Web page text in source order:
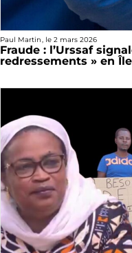
Paul Martin, le 2 mars 2026
Fraude : l’Urssaf
redressements » en